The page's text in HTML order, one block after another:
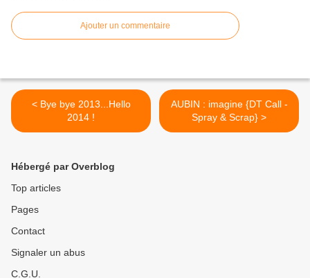
Ajouter un commentaire
< Bye bye 2013...Hello
2014 !
AUBIN : imagine {DT Call -
Spray & Scrap} >
Hébergé par Overblog
Top articles
Pages
Contact
Signaler un abus
C.G.U.